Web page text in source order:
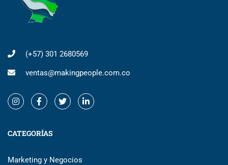
(+57) 301 2680569
ventas@makingpeople.com.co
CATEGORÍAS
Marketing y Negocios